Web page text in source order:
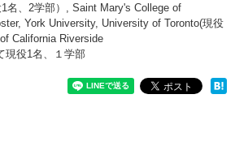
名、2学部）, Saint Mary's College of
York University, University of Toronto(現役
California Riverside
現役1名、１学部